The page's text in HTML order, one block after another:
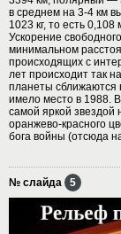
в среднем на 3-4 км
1023 кг, то есть
Ускорение
минимальном
происходящих с
лет происходит так
планеты сближаются
имело место в 1988.
самой яркой
оранжево-красного
бога войны (отсюда
№ слайда 5